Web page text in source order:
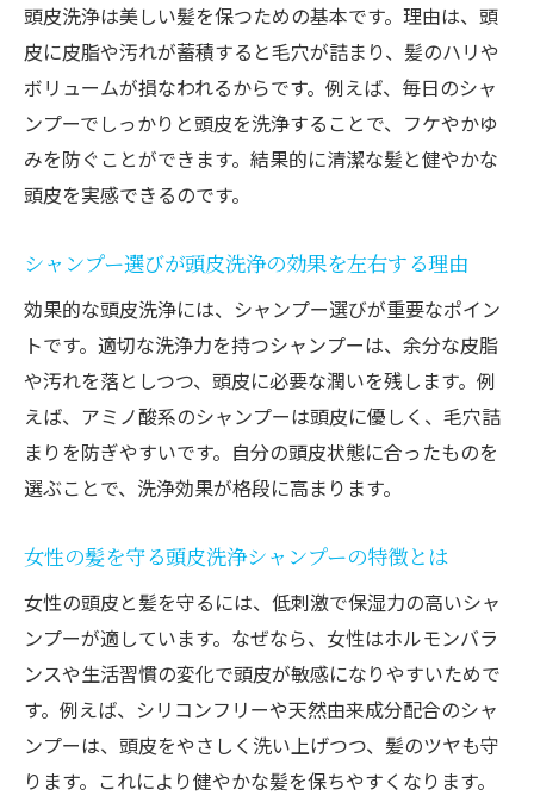
頭皮洗浄が毎日の快適な髪生活につながる
理由
女性に優しい頭皮洗浄シャンプーの選び方
女性向け頭皮洗浄シャンプーを選ぶポイン
ト
市販で手に入る頭皮洗浄シャンプーの特徴
頭皮の匂いやかゆみ対策に適した洗浄方法
スカルプシャンプー選びで美髪を守る秘訣
頭皮洗浄で髪のボリュームを保つ選び方
頭皮の毛穴詰まり解消に役立つ洗浄方法
頭皮洗浄で毛穴詰まりを解消する洗い方の
コツ
シャンプー選びが毛穴ケアを左右する理由
女性が実践したい毛穴詰まり防止の頭皮洗
浄
スカルプシャンプーの毛穴ケアポイント紹
介
頭皮洗浄で健やかな頭皮環境を目指す方法
頭皮洗浄は美しい髪を保つための基本です。理由は、頭
皮に皮脂や汚れが蓄積すると毛穴が詰まり、髪のハリや
ボリュームが損なわれるからです。例えば、毎日のシャ
ンプーでしっかりと頭皮を洗浄することで、フケやかゆ
みを防ぐことができます。結果的に清潔な髪と健やかな
頭皮を実感できるのです。
シャンプー選びが頭皮洗浄の効果を左右する理由
効果的な頭皮洗浄には、シャンプー選びが重要なポイン
トです。適切な洗浄力を持つシャンプーは、余分な皮脂
や汚れを落としつつ、頭皮に必要な潤いを残します。例
えば、アミノ酸系のシャンプーは頭皮に優しく、毛穴詰
まりを防ぎやすいです。自分の頭皮状態に合ったものを
選ぶことで、洗浄効果が格段に高まります。
女性の髪を守る頭皮洗浄シャンプーの特徴とは
女性の頭皮と髪を守るには、低刺激で保湿力の高いシャ
ンプーが適しています。なぜなら、女性はホルモンバラ
ンスや生活習慣の変化で頭皮が敏感になりやすいためで
す。例えば、シリコンフリーや天然由来成分配合のシャ
ンプーは、頭皮をやさしく洗い上げつつ、髪のツヤも守
ります。これにより健やかな髪を保ちやすくなります。